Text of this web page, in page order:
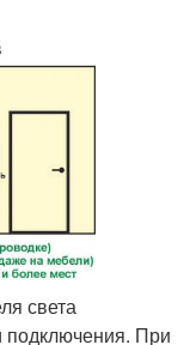
света
подключения. При